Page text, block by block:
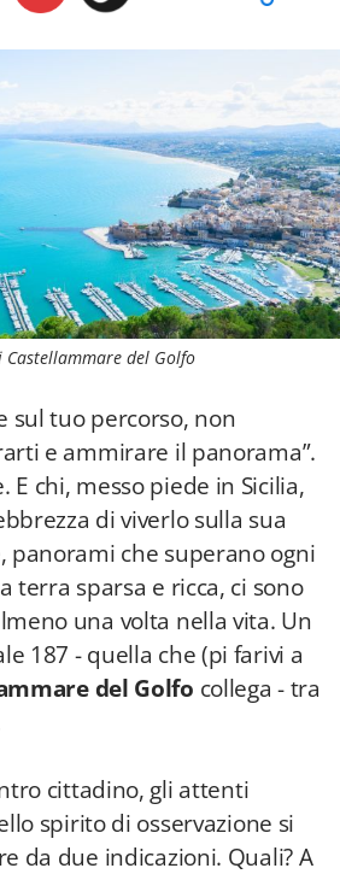
Castellammare del Golfo
sul tuo percorso, non
e ammirare il panorama”.
E chi, messo piede in Sicilia,
di viverlo sulla sua
panorami che superano ogni
terra sparsa e ricca, ci sono
una volta nella vita. Un
187 - quella che (pi farivi a
del Golfo collega - tra
cittadino, gli attenti
spirito di osservazione si
da due indicazioni. Quali? A